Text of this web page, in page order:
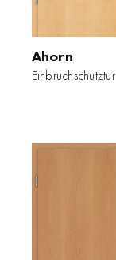
Ahorn
Einbruchschutztür